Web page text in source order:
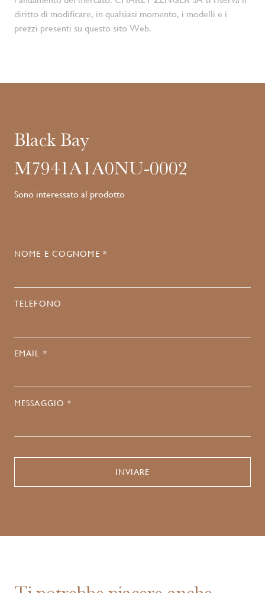
diritto di modificare, in qualsiasi momento, i modelli e i
prezzi presenti su questo sito Web.
Black Bay
M7941A1A0NU-0002
Sono interessato al prodotto
NOME E COGNOME *
TELEFONO
EMAIL *
MESSAGGIO *